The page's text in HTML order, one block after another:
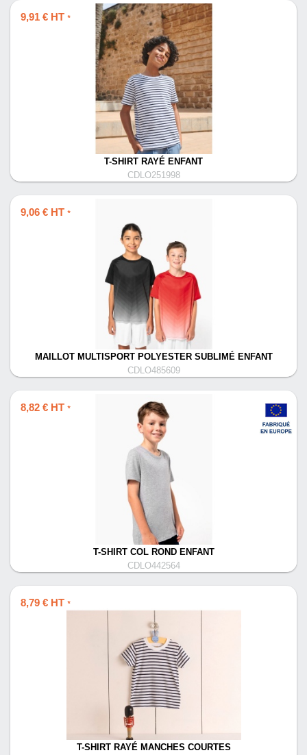
9,91 € HT *
T-SHIRT RAYÉ ENFANT
CDLO251998
9,06 € HT *
MAILLOT MULTISPORT POLYESTER SUBLIMÉ ENFANT
CDLO485609
8,82 € HT *
T-SHIRT COL ROND ENFANT
CDLO442564
8,79 € HT *
T-SHIRT RAYÉ MANCHES COURTES